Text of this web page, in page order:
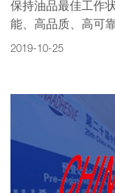
保持油品最佳工作
能、高品质、高可
2019-10-25